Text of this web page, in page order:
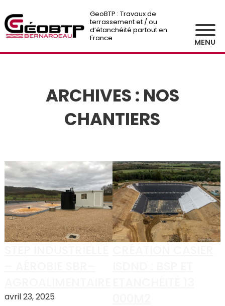
GeoBTP : Travaux de
terrassement et / ou
d’étanchéité partout en
France
MENU
ARCHIVES : NOS
CHANTIERS
avril 23, 2025